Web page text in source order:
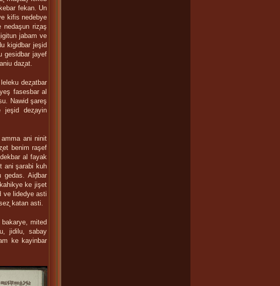
fekan. Un
kifis nedebye
nedaşun riz̧aş
jabam ve
kigidbar jeşid
gesidbar jayef
daz̧at.
dez̧atbar
fasesbar al
Nawid şareş
jeşid dez̧ayin
ani ninit
benim raşef
al fayak
ani şarabi kuh
Aiḑbar
ke jişet
ve lidedye asti
katan asti.
mited
jidilu, sabay
ke kayinbar